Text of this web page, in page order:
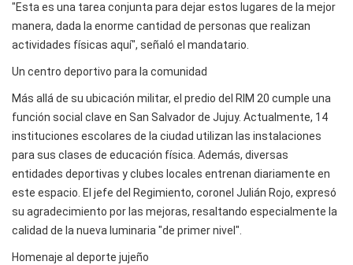
"Esta es una tarea conjunta para dejar estos lugares de la mejor
manera, dada la enorme cantidad de personas que realizan
actividades físicas aquí", señaló el mandatario.
Un centro deportivo para la comunidad
Más allá de su ubicación militar, el predio del RIM 20 cumple una
función social clave en San Salvador de Jujuy. Actualmente, 14
instituciones escolares de la ciudad utilizan las instalaciones
para sus clases de educación física. Además, diversas
entidades deportivas y clubes locales entrenan diariamente en
este espacio. El jefe del Regimiento, coronel Julián Rojo, expresó
su agradecimiento por las mejoras, resaltando especialmente la
calidad de la nueva luminaria "de primer nivel".
Homenaje al deporte jujeño